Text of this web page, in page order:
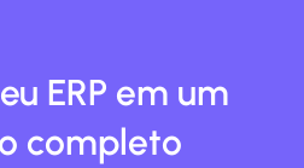
ERP em um
completo